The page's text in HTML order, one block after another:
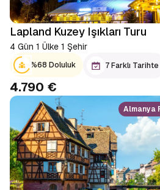
Lapland Kuzey Işıkları Turu
4 Gün 1 Ülke 1 Şehir
%68 Doluluk 7 Farklı Tarihte
4.790 €
Almanya